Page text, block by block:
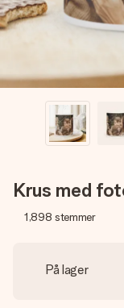
Krus med
1,898 stemmer
På lager